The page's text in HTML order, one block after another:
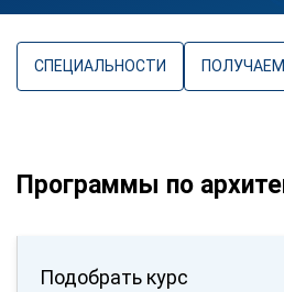
СПЕЦИАЛЬНОСТИ
Программы по
Подобрать курс